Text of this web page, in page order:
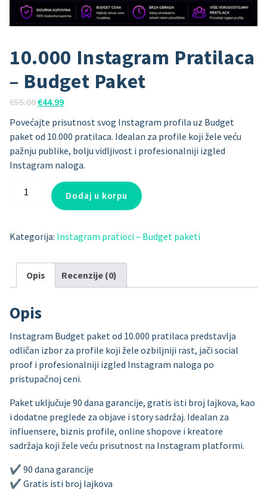
10.000 Instagram Pratilaca
– Budget Paket
€55.00Originalna
je
€55.00.
€44.99Trenutna
€44.99.
Povećajte prisutnost svog Instagram profila uz Budget
paket od 10.000 pratilaca. Idealan za profile koji žele veću
pažnju publike, bolju vidljivost i profesionalniji izgled
Instagram naloga.
10.000
Instagram
–
Budget
Paket
količina
Dodaj u korpu
Kategorija: Instagram pratioci – Budget paketi
Opis Recenzije (0)
Opis
Instagram Budget paket od 10.000 pratilaca predstavlja
odličan izbor za profile koji žele ozbiljniji rast, jači social
proof i profesionalniji izgled Instagram naloga po
pristupačnoj ceni.
Paket uključuje 90 dana garancije, gratis isti broj lajkova, kao
i dodatne preglede za objave i story sadržaj. Idealan za
influensere, biznis profile, online shopove i kreatore
sadržaja koji žele veću prisutnost na Instagram platformi.
✔ 90 dana garancije
✔ Gratis isti broj lajkova